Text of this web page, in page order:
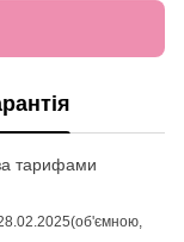
тарифами